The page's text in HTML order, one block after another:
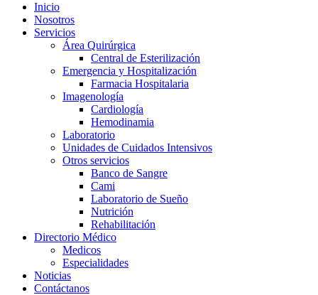
Inicio
Nosotros
Servicios
Área Quirúrgica
Central de Esterilización
Emergencia y Hospitalización
Farmacia Hospitalaria
Imagenología
Cardiología
Hemodinamia
Laboratorio
Unidades de Cuidados Intensivos
Otros servicios
Banco de Sangre
Cami
Laboratorio de Sueño
Nutrición
Rehabilitación
Directorio Médico
Medicos
Especialidades
Noticias
Contáctanos